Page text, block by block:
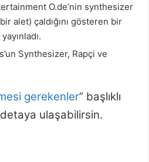
O.de’nin synthesizer
alet) çaldığını gösteren bir
Synthesizer, Rapçi ve
gerekenler” başlıklı
ulaşabilirsin.